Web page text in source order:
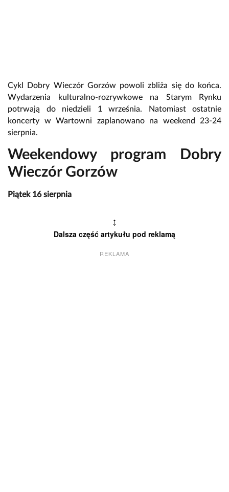
Cykl Dobry Wieczór Gorzów powoli zbliża się do końca.
Wydarzenia kulturalno-rozrywkowe na Starym Rynku
potrwają do niedzieli 1 września. Natomiast ostatnie
koncerty w Wartowni zaplanowano na weekend 23-24
sierpnia.
Weekendowy program Dobry
Wieczór Gorzów
Piątek 16 sierpnia
↕
Dalsza część artykułu pod reklamą
REKLAMA